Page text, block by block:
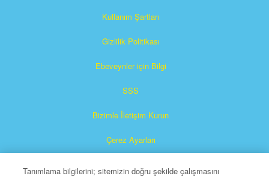
Kullanım Şartları
Gizlilik Politikası
Ebeveynler için Bilgi
SSS
Bizimle İletişim Kurun
Çerez Ayarları
Tanımlama bilgilerini; sitemizin doğru şekilde çalışmasını